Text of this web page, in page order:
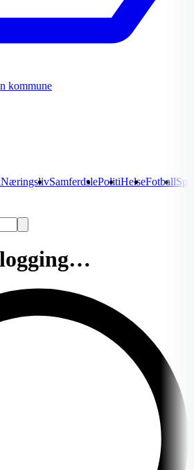
kommune
NæringslivSamferdslePolitiHelseFotball